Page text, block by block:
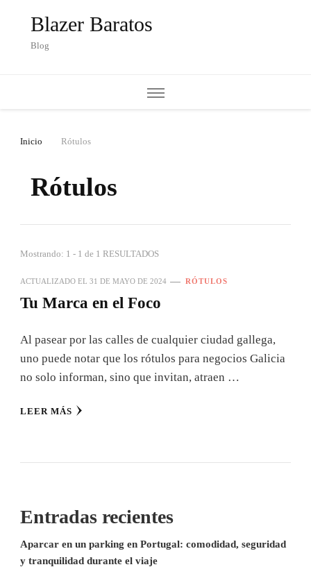
Blazer Baratos
Blog
Inicio Rótulos
Rótulos
Mostrando: 1 - 1 de 1 RESULTADOS
ACTUALIZADO EL 31 DE MAYO DE 2024 RÓTULOS
Tu Marca en el Foco
Al pasear por las calles de cualquier ciudad gallega,
uno puede notar que los rótulos para negocios Galicia
no solo informan, sino que invitan, atraen …
LEER MÁS
Entradas recientes
Aparcar en un parking en Portugal: comodidad, seguridad
y tranquilidad durante el viaje